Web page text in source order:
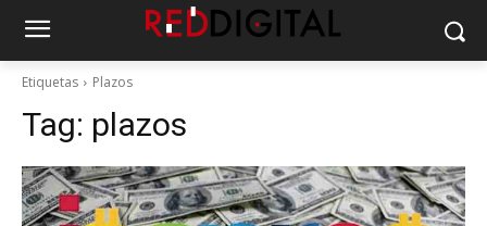
Etiquetas Plazos
Tag: plazos